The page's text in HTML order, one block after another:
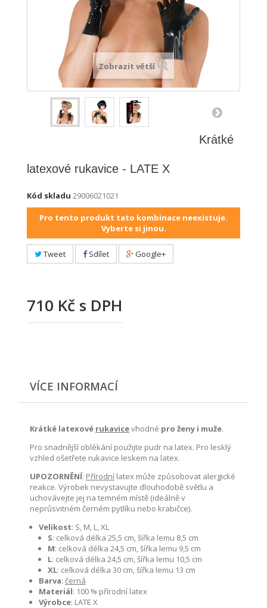
Zobrazit větší
Krátké
latexové rukavice - LATE X
Kód skladu 29006021021
Pro tento produkt tato kombinace neexistuje.
Vyberte si jinou.
Tweet Sdílet Google+
710 Kč s DPH
VÍCE INFORMACÍ
Krátké latexové rukavicevhodné pro ženy i muže.
Pro snadnější oblékání použijte pudr na latex. Pro lesklý
vzhled ošetřete rukavice leskem na latex.
UPOZORNĚNÍ: Přírodní latex může způsobovat alergické
reakce. Výrobek nevystavujte dlouhodobě světlu a
uchovávejte jej na temném místě (ideálně v
neprůsvitném černém pytlíku nebo krabičce).
Velikost: S, M, L, XL
S: celková délka 25,5 cm, šířka lemu 8,5 cm
M: celková délka 24,5 cm, šířka lemu 9,5 cm
L: celková délka 24,5 cm, šířka lemu 10,5 cm
XL: celková délka 30 cm, šířka lemu 13 cm
Barva: černá
Materiál: 100 % přírodní latex
Výrobce: LATE X